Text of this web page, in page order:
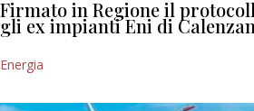
Firmato in Regione il
gli ex impianti Eni di
Energia